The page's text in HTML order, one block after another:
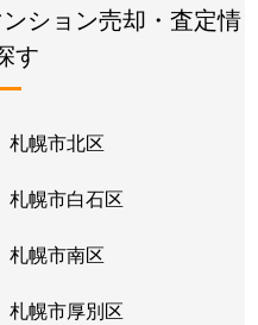
元町(札幌)
新道東
新道東
新道東
新道東
ション売却・査定情
す
札幌市北区
札幌市白石区
札幌市南区
札幌市厚別区